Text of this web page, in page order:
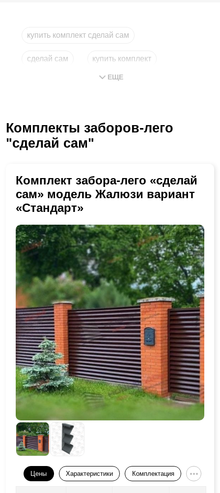
купить комплект сделай сам
сделай сам купить комплект
комплекты
ЕЩЕ
Комплекты заборов-лего
"сделай сам"
Комплект забора-лего «сделай
сам» модель Жалюзи вариант
«Стандарт»
Цены Характеристики Комплектация